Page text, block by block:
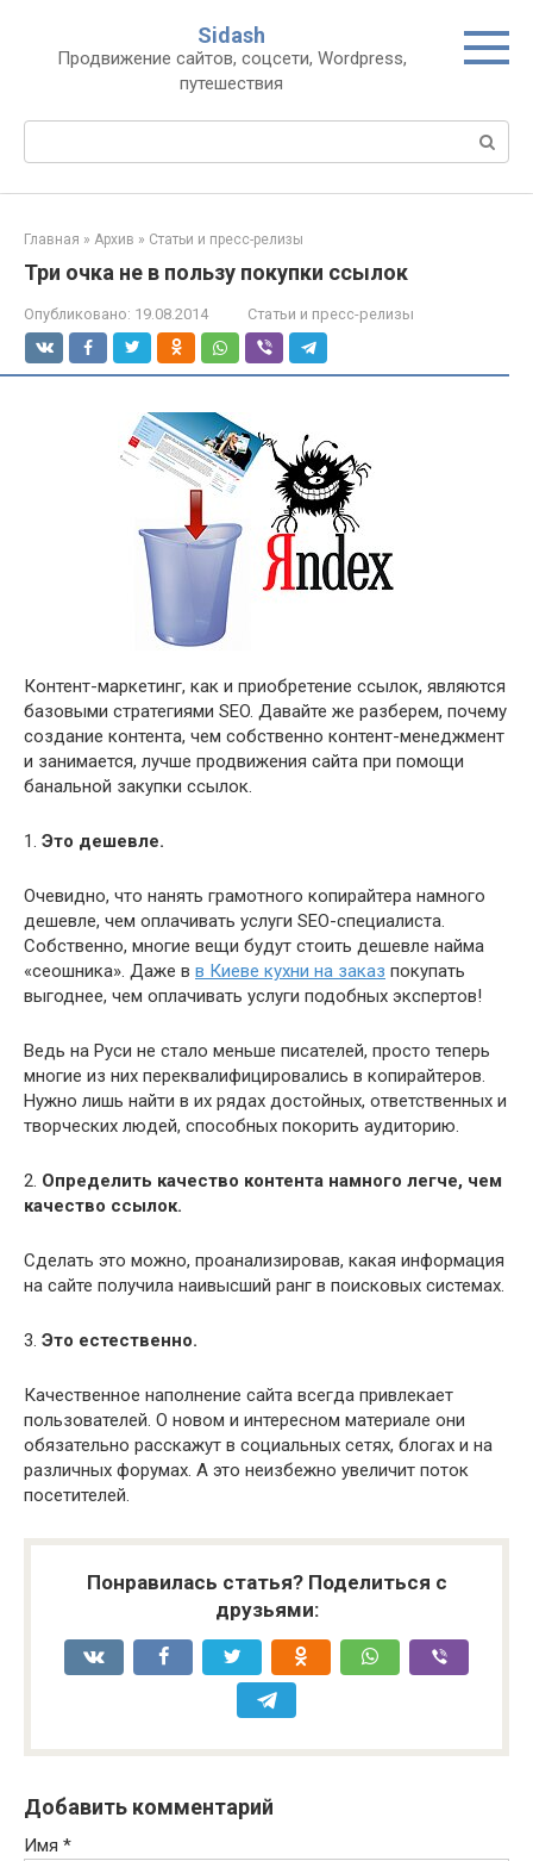
контенту
Sidash
Продвижение сайтов, соцсети, Wordpress,
путешествия
Главная » Архив » Статьи и пресс-релизы
Три очка не в пользу покупки ссылок
Опубликовано: 19.08.2014 Статьи и пресс-релизы
Контент-маркетинг, как и приобретение ссылок, являются
базовыми стратегиями SEO. Давайте же разберем, почему
создание контента, чем собственно контент-менеджмент
и занимается, лучше продвижения сайта при помощи
банальной закупки ссылок.
1. Это дешевле.
Очевидно, что нанять грамотного копирайтера намного
дешевле, чем оплачивать услуги SEO-специалиста.
Собственно, многие вещи будут стоить дешевле найма
«сеошника». Даже в в Киеве кухни на заказ покупать
выгоднее, чем оплачивать услуги подобных экспертов!
Ведь на Руси не стало меньше писателей, просто теперь
многие из них переквалифицировались в копирайтеров.
Нужно лишь найти в их рядах достойных, ответственных и
творческих людей, способных покорить аудиторию.
2. Определить качество контента намного легче, чем
качество ссылок.
Сделать это можно, проанализировав, какая информация
на сайте получила наивысший ранг в поисковых системах.
3. Это естественно.
Качественное наполнение сайта всегда привлекает
пользователей. О новом и интересном материале они
обязательно расскажут в социальных сетях, блогах и на
различных форумах. А это неизбежно увеличит поток
посетителей.
Понравилась статья? Поделиться с
друзьями:
Добавить комментарий
Имя *